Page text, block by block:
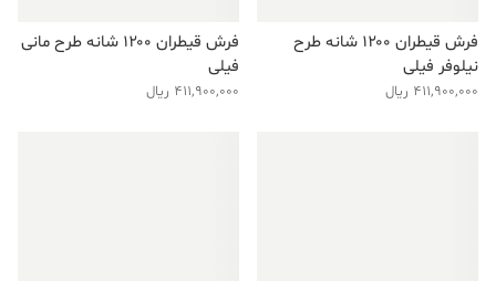
فرش قیطران ۱۲۰۰ شانه طرح
نیلوفر فیلی
411,900,000 ریال
فرش قیطران ۱۲۰۰ شانه طرح مانی
فیلی
411,900,000 ریال